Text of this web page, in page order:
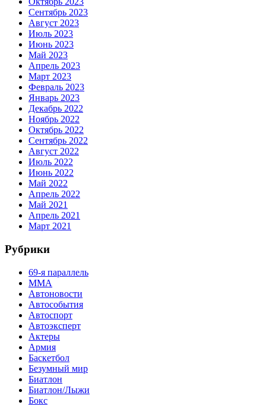
Сентябрь 2023
Август 2023
Июль 2023
Июнь 2023
Май 2023
Апрель 2023
Март 2023
Февраль 2023
Январь 2023
Декабрь 2022
Ноябрь 2022
Октябрь 2022
Сентябрь 2022
Август 2022
Июль 2022
Июнь 2022
Май 2022
Апрель 2022
Май 2021
Апрель 2021
Март 2021
Рубрики
69-я параллель
MMA
Автоновости
Автособытия
Автоспорт
Автоэксперт
Актеры
Армия
Баскетбол
Безумный мир
Биатлон
Биатлон/Лыжи
Бокс